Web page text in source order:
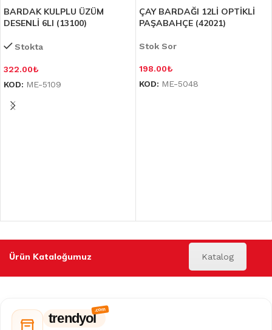
BARDAK KULPLU ÜZÜM
DESENLİ 6LI (13100)
Stokta
322.00₺
KOD: ME-5109
ÇAY BARDAĞI 12Lİ OPTİKLİ
PAŞABAHÇE (42021)
Stok Sor
198.00₺
KOD: ME-5048
Ürün Kataloğumuz Katalog
trendyol